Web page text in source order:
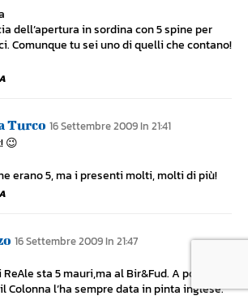
dell’apertura in sordina con 5 spine per
Comunque tu sei uno di quelli che contano!
Turco 16 Settembre 2009 In 21:41
😉
erano 5, ma i presenti molti, molti di più!
16 Settembre 2009 In 21:47
sta 5 mauri,ma al Bir&Fud. A pompa al
Colonna l’ha sempre data in pinta inglese.